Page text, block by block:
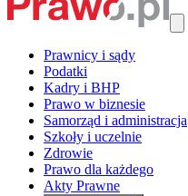
Prawnicy i sądy
Podatki
Kadry i BHP
Prawo w biznesie
Samorząd i administracja
Szkoły i uczelnie
Zdrowie
Prawo dla każdego
Akty Prawne